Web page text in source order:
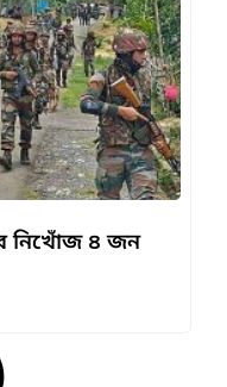
নিখোঁজ ৪ জন